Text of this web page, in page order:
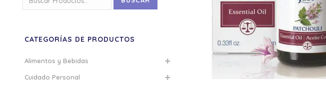
por:
CATEGORÍAS DE PRODUCTOS
Alimentos y Bebidas
Cuidado Personal